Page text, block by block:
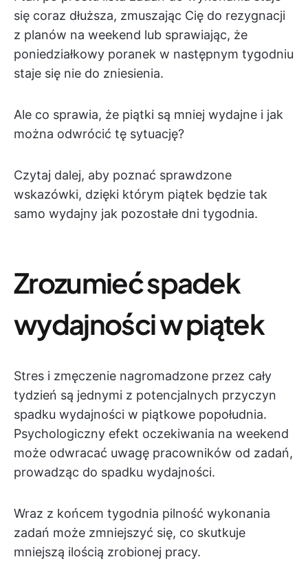
się coraz dłuższa, zmuszając Cię do rezygnacji
z planów na weekend lub sprawiając, że
poniedziałkowy poranek w następnym tygodniu
staje się nie do zniesienia.
Ale co sprawia, że piątki są mniej wydajne i jak
można odwrócić tę sytuację?
Czytaj dalej, aby poznać sprawdzone
wskazówki, dzięki którym piątek będzie tak
samo wydajny jak pozostałe dni tygodnia.
Zrozumieć spadek
wydajności w piątek
Stres i zmęczenie nagromadzone przez cały
tydzień są jednymi z potencjalnych przyczyn
spadku wydajności w piątkowe popołudnia.
Psychologiczny efekt oczekiwania na weekend
może odwracać uwagę pracowników od zadań,
prowadząc do spadku wydajności.
Wraz z końcem tygodnia pilność wykonania
zadań może zmniejszyć się, co skutkuje
mniejszą ilością zrobionej pracy.